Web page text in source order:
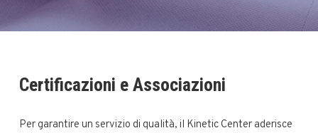
Certificazioni e Associazioni
Per garantire un servizio di qualità, il Kinetic Center aderisce